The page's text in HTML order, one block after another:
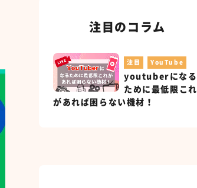
注目のコラム
注目 YouTube
youtuberになる
ために最低限これ
があれば困らない機材！